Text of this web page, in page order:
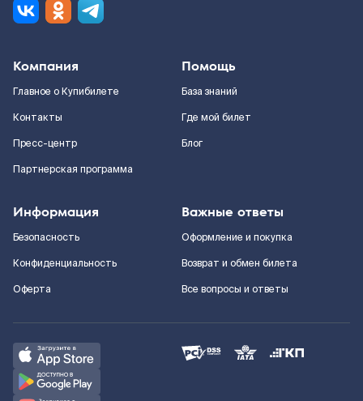
Компания
Главное о Купибилете
Контакты
Пресс-центр
Партнерская программа
Помощь
База знаний
Где мой билет
Блог
Информация
Безопасность
Конфиденциальность
Оферта
Важные ответы
Оформление и покупка
Возврат и обмен билета
Все вопросы и ответы